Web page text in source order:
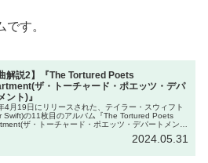
す。
曲解説2】『The Tortured Poets
ザ・トーチャード・ポエッツ・デパ
ント)』
4月19日にリリースされた、テイラー・スウィフト
Swift)の11枚目のアルバム『The Tortured Poets
ザ・トーチャード・ポエッツ・デパートメン
2024.05.31